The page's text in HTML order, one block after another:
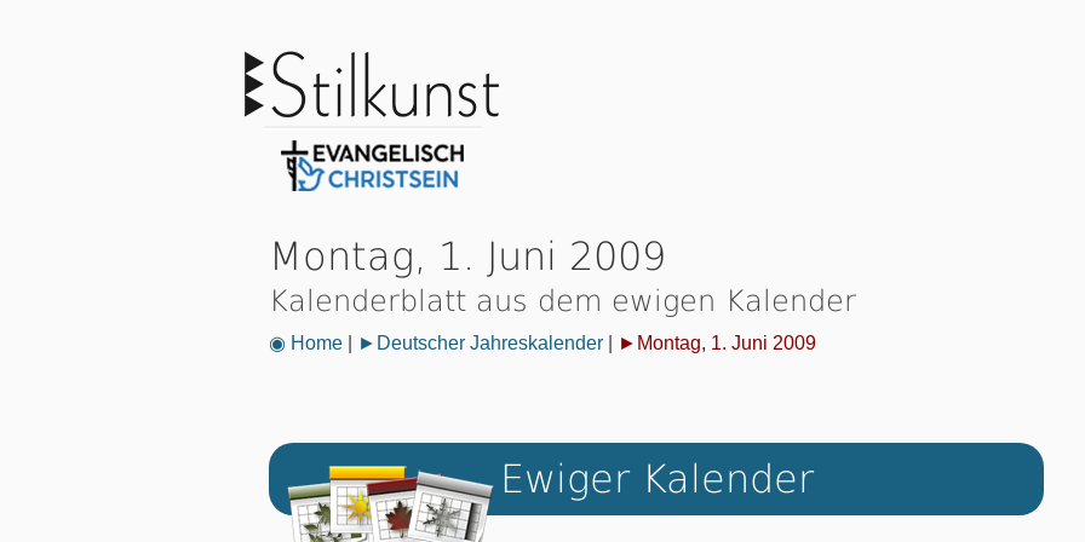
Montag, 1. Juni 2009
Kalenderblatt aus dem ewigen Kalender
◉ Home ►Deutscher Jahreskalender ►Montag, 1. Juni 2009
Ewiger Kalender